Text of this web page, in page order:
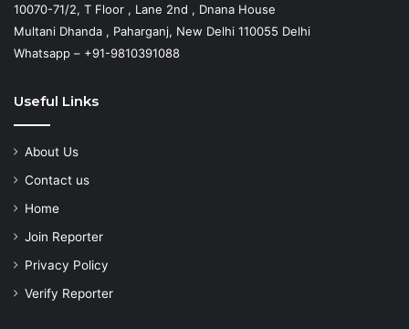
10070-71/2, T Floor , Lane 2nd , Dnana House
Multani Dhanda , Paharganj, New Delhi 110055 Delhi
Whatsapp – +91-9810391088
Useful Links
About Us
Contact us
Home
Join Reporter
Privacy Policy
Verify Reporter